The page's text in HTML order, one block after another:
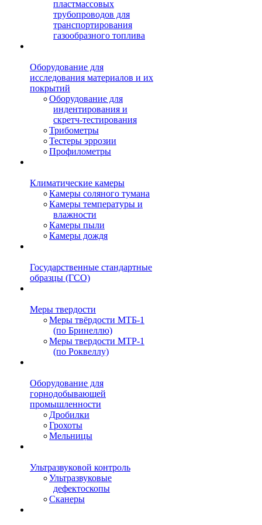
пластмассовых
трубопроводов для
транспортирования
газообразного топлива
Оборудование для
исследования материалов и их
покрытий
Оборудование для
индентирования и
скретч-тестирования
Трибометры
Тестеры эррозии
Профилометры
Климатические камеры
Камеры соляного тумана
Камеры температуры и
влажности
Камеры пыли
Камеры дождя
Государственные стандартные
образцы (ГСО)
Меры твердости
Меры твёрдости МТБ-1
(по Бринеллю)
Меры твердости МТР-1
(по Роквеллу)
Оборудование для
горнодобывающей
промышленности
Дробилки
Грохоты
Мельницы
Ультразвуковой контроль
Ультразвуковые
дефектоскопы
Сканеры